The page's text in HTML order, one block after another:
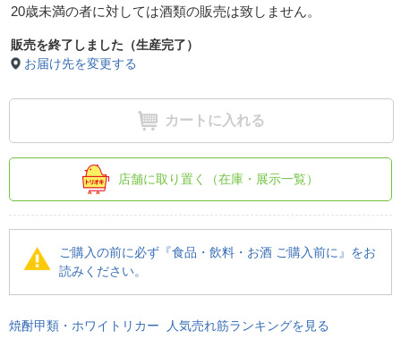
20歳未満の者に対しては酒類の販売は致しません。
販売を終了しました（生産完了）
お届け先を変更する
カートに入れる
店舗に取り置く（在庫・展示一覧）
ご購入の前に必ず『食品・飲料・お酒 ご購入前に』をお
読みください。
焼酎甲類・ホワイトリカー 人気売れ筋ランキングを見る